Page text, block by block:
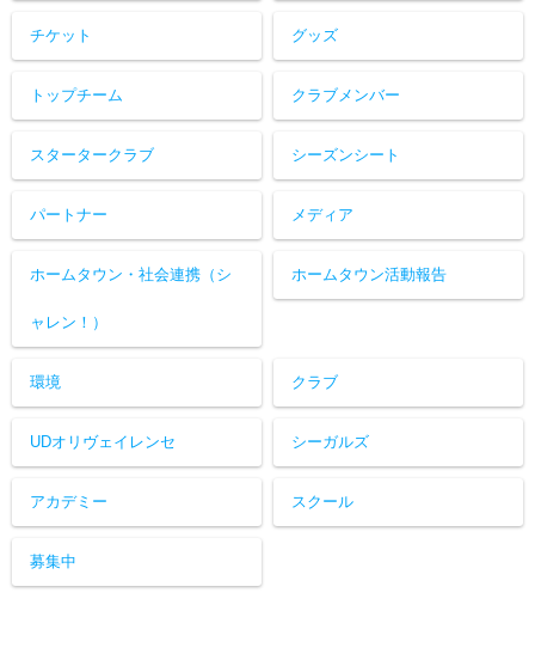
チケット グッズ
トップチーム クラブメンバー
スタータークラブ シーズンシート
パートナー メディア
ホームタウン・社会連携（シ
ャレン！）
ホームタウン活動報告
環境 クラブ
UDオリヴェイレンセ シーガルズ
アカデミー スクール
募集中